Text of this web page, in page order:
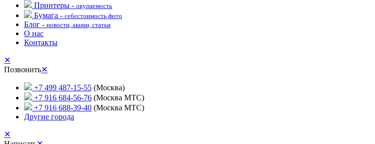
Принтеры - окупаемость
Бумага - себестоимость фото
Блог - новости, акции, статьи
О нас
Контакты
✕
Позвонить✕
+7 499 487-15-55 (Москва)
+7 916 684-56-76 (Москва МТС)
+7 916 688-39-40 (Москва МТС)
Другие города
✕